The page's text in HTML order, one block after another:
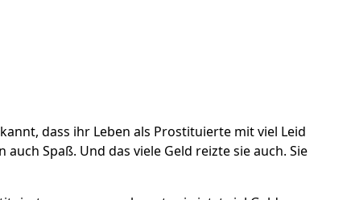
dass ihr Leben als Prostituierte mit viel Leid
Spaß. Und das viele Geld reizte sie auch. Sie